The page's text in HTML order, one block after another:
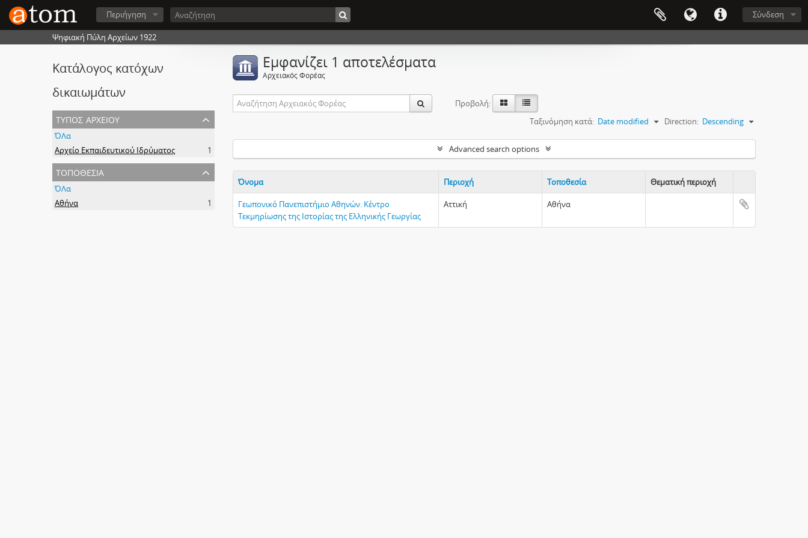
Σύνδεση
Περιήγηση
Ψηφιακή Πύλη Αρχείων 1922
Κατάλογος κατόχων
δικαιωμάτων
τύπος αρχείου
ΌΛα
Αρχείο Εκπαιδευτικού Ιδρύματος
1
τοποθεσία
ΌΛα
Αθήνα
1
Εμφανίζει 1 αποτελέσματα
Αρχειακός Φορέας
Προβολή:
Ταξινόμηση κατά: Date modified Direction: Descending
Advanced search options
Όνομα Περιοχή Τοποθεσία
Θεματική περιοχή
Clipboard
Γεωπονικό Πανεπιστήμιο Αθηνών. Κέντρο
Τεκμηρίωσης της Ιστορίας της Ελληνικής Γεωργίας
Αττική Αθήνα